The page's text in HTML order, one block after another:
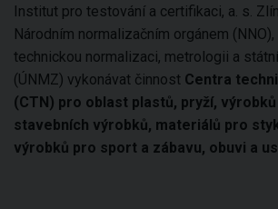
Institut pro testování a certifikaci, a. s.
Národním normalizačním orgánem
technickou normalizaci, metrologii a
(ÚNMZ) vykonávat činnost Centra
(CTN) pro oblast plastů, pryží,
stavebních výrobků, materiálů pro
výrobků pro sport a zábavu, obuvi a